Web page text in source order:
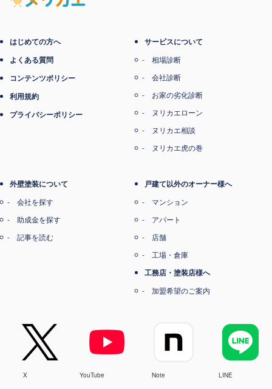
はじめての方へ
よくある質問
コンテンツポリシー
利用規約
プライバシーポリシー
サービスについて
相場診断
会社診断
お家の劣化診断
ヌリカエローン
ヌリカエ相談
ヌリカエ虎の巻
外壁塗装について
会社を探す
助成金を探す
記事を読む
戸建て以外のオーナー様へ
マンション
アパート
店舗
工場・倉庫
工務店・塗装店様へ
加盟希望のご案内
X YouTube Note LINE